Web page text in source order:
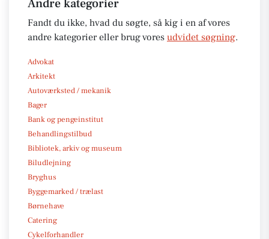
Andre kategorier
Fandt du ikke, hvad du søgte, så kig i en af vores
andre kategorier eller brug vores udvidet søgning.
Advokat
Arkitekt
Autoværksted / mekanik
Bager
Bank og pengeinstitut
Behandlingstilbud
Bibliotek, arkiv og museum
Biludlejning
Bryghus
Byggemarked / trælast
Børnehave
Catering
Cykelforhandler